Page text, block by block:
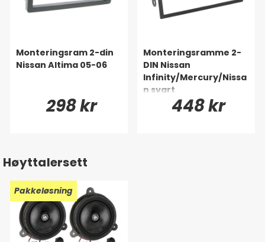
Monteringsram 2-din
Nissan Altima 05-06
298 kr
Monteringsramme 2-
DIN Nissan
Infinity/Mercury/Nissa
n svart
448 kr
Høyttalersett
Pakkeløsning